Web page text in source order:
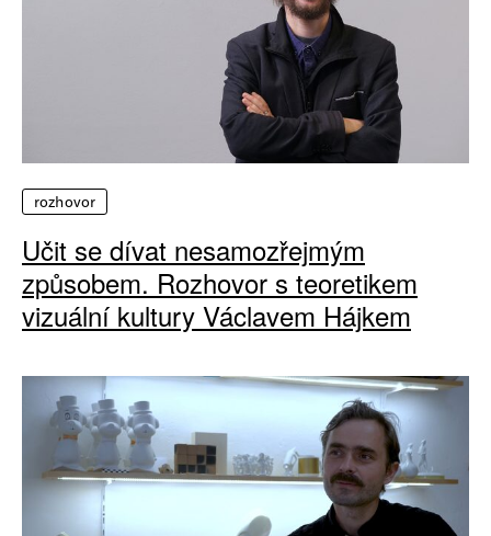
rozhovor
Učit se dívat nesamozřejmým
způsobem. Rozhovor s teoretikem
vizuální kultury Václavem Hájkem